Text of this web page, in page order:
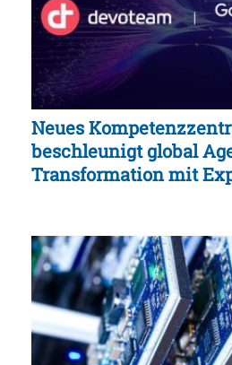
Neues
beschleunigt global
Transformation mit